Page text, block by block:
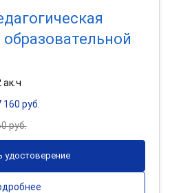
ак.ч
160 руб.
руб.
удостоверение